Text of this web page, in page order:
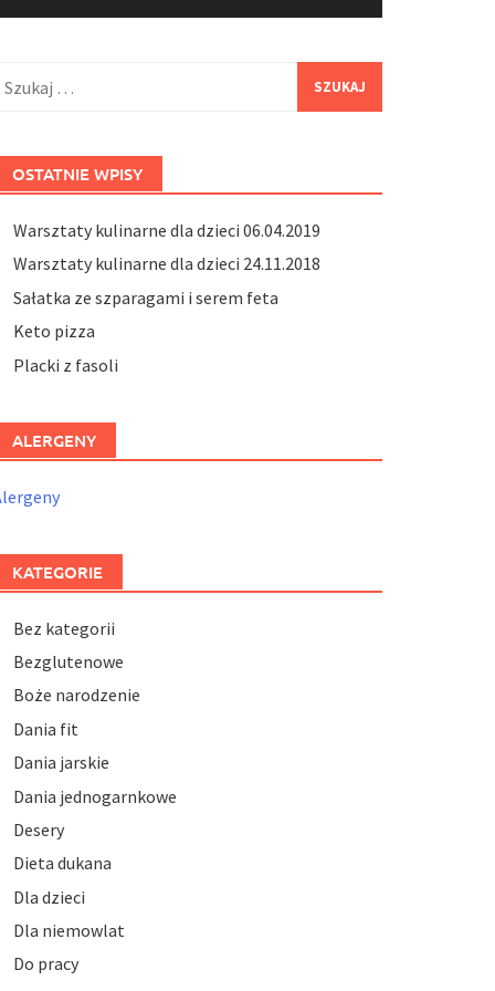
OSTATNIE WPISY
Warsztaty kulinarne dla dzieci 06.04.2019
Warsztaty kulinarne dla dzieci 24.11.2018
Sałatka ze szparagami i serem feta
Keto pizza
Placki z fasoli
ALERGENY
KATEGORIE
Bez kategorii
Bezglutenowe
Boże narodzenie
Dania fit
Dania jarskie
Dania jednogarnkowe
Desery
Dieta dukana
Dla dzieci
Dla niemowlat
Do pracy